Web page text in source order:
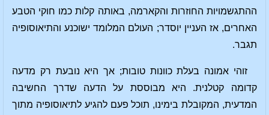
ההתגשמויות החוזרות והקארמה, באותה קלות כמו חוקי הטבע
האחרים, אז העניין יוסדר; העולם המלומד ישוכנע והתיאוסופיה
תגבר.
זוהי אמונה בעלת כוונות טובות; אך היא נובעת רק מדעה
קדומה קטלנית. היא מבוססת על הדעה שדרך החשיבה
המדעית, המקובלת בימינו, תוכל פעם להגיע לתיאוסופיה מתוך